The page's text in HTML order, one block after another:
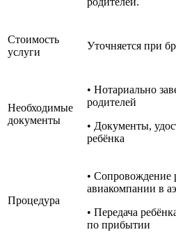
Стоимость
услуги
Уточняется при
Необходимые
документы
• Нотариально
родителей
• Документы,
ребёнка
Процедура
• Сопровождение
авиакомпании в
• Передача
по прибытии